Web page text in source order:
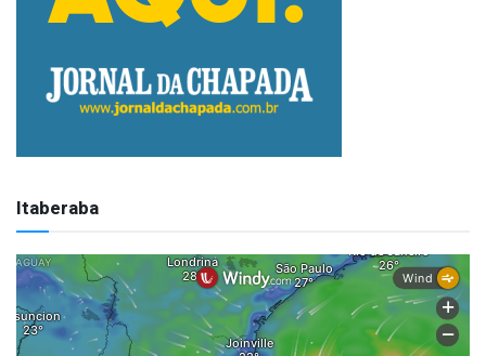
Itaberaba